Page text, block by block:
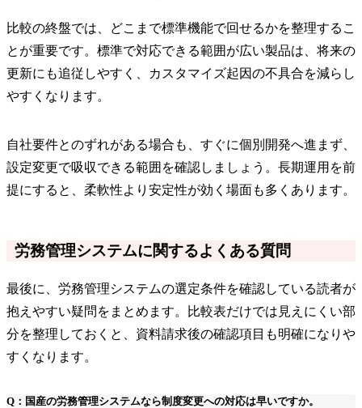
比較の終盤では、どこまで標準機能で回せるかを整理するこ
とが重要です。標準で対応できる範囲が広い製品は、将来の
更新にも追従しやすく、カスタマイズ起因の不具合を減らし
やすくなります。
自社要件とのずれがある場合も、すぐに個別開発へ進まず、
設定変更で吸収できる範囲を確認しましょう。長期運用を前
提にすると、柔軟性より安定性が効く場面も多くあります。
労務管理システムに関するよくある質問
最後に、労務管理システムの選定条件を確認している読者が
抱えやすい疑問をまとめます。比較表だけでは見えにくい部
分を整理しておくと、資料請求後の確認項目も明確になりや
すくなります。
Q：国産の労務管理システムなら制度変更への対応は早いですか。